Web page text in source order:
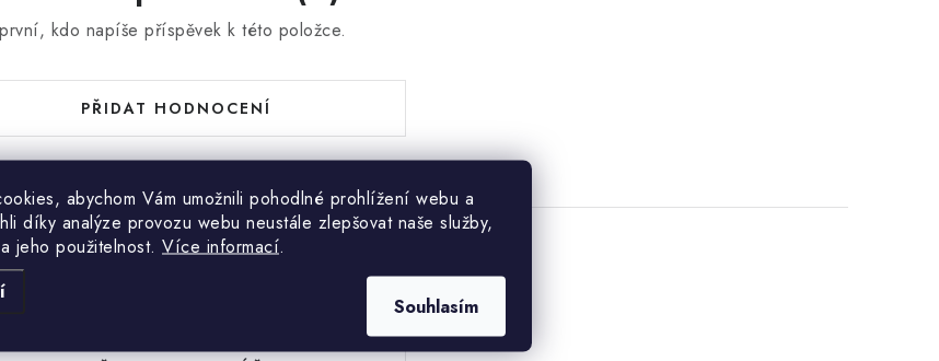
abychom Vám umožnili pohodlné prohlížení webu a
díky analýze provozu webu neustále zlepšovat naše služby,
jeho použitelnost. Více informací.
Souhlasím
kdo napíše příspěvek k této položce.
PŘIDAT HODNOCENÍ
kdo napíše příspěvek k této položce.